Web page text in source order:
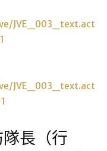
JVE_003_text.act
JVE_003_text.act
長（行